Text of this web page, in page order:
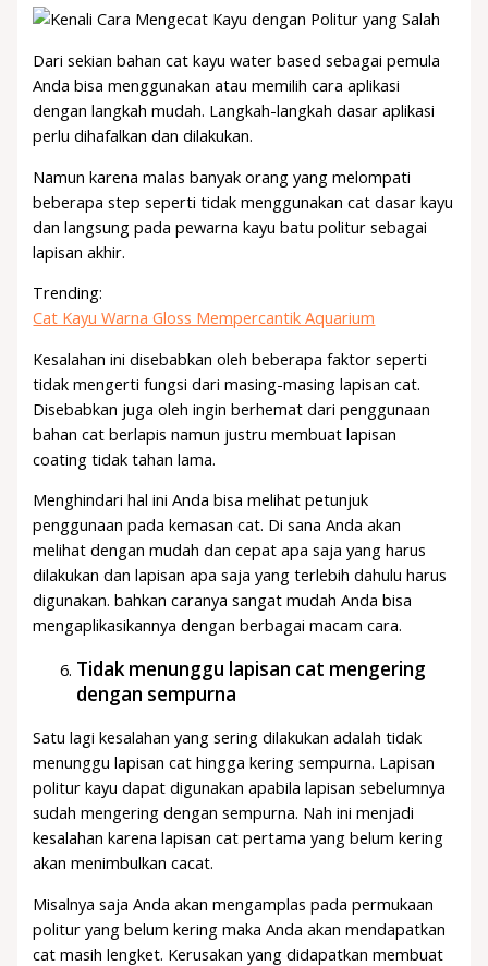
Dari sekian bahan cat kayu water based sebagai pemula
Anda bisa menggunakan atau memilih cara aplikasi
dengan langkah mudah. Langkah-langkah dasar aplikasi
perlu dihafalkan dan dilakukan.
Namun karena malas banyak orang yang melompati
beberapa step seperti tidak menggunakan cat dasar kayu
dan langsung pada pewarna kayu batu politur sebagai
lapisan akhir.
Trending:
Cat Kayu Warna Gloss Mempercantik Aquarium
Kesalahan ini disebabkan oleh beberapa faktor seperti
tidak mengerti fungsi dari masing-masing lapisan cat.
Disebabkan juga oleh ingin berhemat dari penggunaan
bahan cat berlapis namun justru membuat lapisan
coating tidak tahan lama.
Menghindari hal ini Anda bisa melihat petunjuk
penggunaan pada kemasan cat. Di sana Anda akan
melihat dengan mudah dan cepat apa saja yang harus
dilakukan dan lapisan apa saja yang terlebih dahulu harus
digunakan. bahkan caranya sangat mudah Anda bisa
mengaplikasikannya dengan berbagai macam cara.
Tidak menunggu lapisan cat mengering
dengan sempurna
Satu lagi kesalahan yang sering dilakukan adalah tidak
menunggu lapisan cat hingga kering sempurna. Lapisan
politur kayu dapat digunakan apabila lapisan sebelumnya
sudah mengering dengan sempurna. Nah ini menjadi
kesalahan karena lapisan cat pertama yang belum kering
akan menimbulkan cacat.
Misalnya saja Anda akan mengamplas pada permukaan
politur yang belum kering maka Anda akan mendapatkan
cat masih lengket. Kerusakan yang didapatkan membuat